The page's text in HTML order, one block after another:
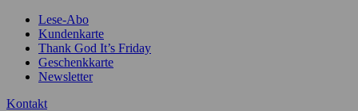
Lese-Abo
Kundenkarte
Thank God It’s Friday
Geschenkkarte
Newsletter
Kontakt